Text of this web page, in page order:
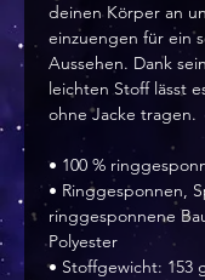
deinen Körper an
einzuengen für ein
Aussehen. Dank
leichten Stoff lässt
ohne Jacke tragen.
• 100 %
• Ringgesponnen,
ringgesponnene
Polyester
• Stoffgewicht: 153